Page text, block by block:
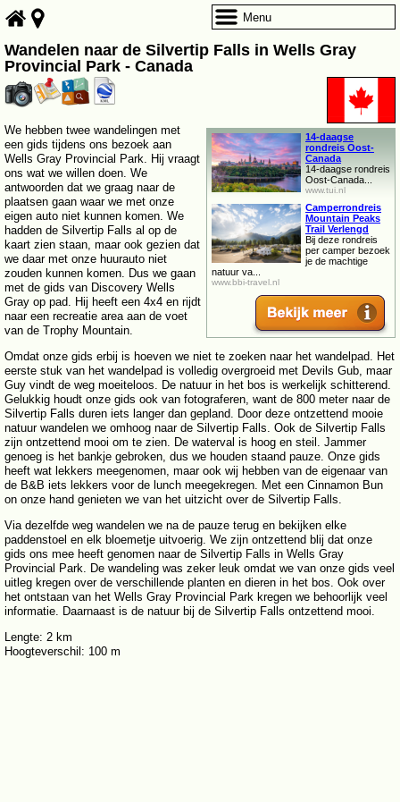
Wandelen naar de Silvertip Falls in Wells Gray
Provincial Park - Canada
14-daagse
rondreis Oost-
Canada
14-daagse rondreis
Oost-Canada...
www.tui.nl
Camperrondreis
Mountain Peaks
Trail Verlengd
Bij deze rondreis
per camper bezoek
je de machtige
natuur va...
www.bbi-travel.nl
We hebben twee wandelingen met
een gids tijdens ons bezoek aan
Wells Gray Provincial Park. Hij vraagt
ons wat we willen doen. We
antwoorden dat we graag naar de
plaatsen gaan waar we met onze
eigen auto niet kunnen komen. We
hadden de Silvertip Falls al op de
kaart zien staan, maar ook gezien dat
we daar met onze huurauto niet
zouden kunnen komen. Dus we gaan
met de gids van Discovery Wells
Gray op pad. Hij heeft een 4x4 en rijdt
naar een recreatie area aan de voet
van de Trophy Mountain.
Omdat onze gids erbij is hoeven we niet te zoeken naar het wandelpad. Het
eerste stuk van het wandelpad is volledig overgroeid met Devils Gub, maar
Guy vindt de weg moeiteloos. De natuur in het bos is werkelijk schitterend.
Gelukkig houdt onze gids ook van fotograferen, want de 800 meter naar de
Silvertip Falls duren iets langer dan gepland. Door deze ontzettend mooie
natuur wandelen we omhoog naar de Silvertip Falls. Ook de Silvertip Falls
zijn ontzettend mooi om te zien. De waterval is hoog en steil. Jammer
genoeg is het bankje gebroken, dus we houden staand pauze. Onze gids
heeft wat lekkers meegenomen, maar ook wij hebben van de eigenaar van
de B&B iets lekkers voor de lunch meegekregen. Met een Cinnamon Bun
on onze hand genieten we van het uitzicht over de Silvertip Falls.
Via dezelfde weg wandelen we na de pauze terug en bekijken elke
paddenstoel en elk bloemetje uitvoerig. We zijn ontzettend blij dat onze
gids ons mee heeft genomen naar de Silvertip Falls in Wells Gray
Provincial Park. De wandeling was zeker leuk omdat we van onze gids veel
uitleg kregen over de verschillende planten en dieren in het bos. Ook over
het ontstaan van het Wells Gray Provincial Park kregen we behoorlijk veel
informatie. Daarnaast is de natuur bij de Silvertip Falls ontzettend mooi.
Lengte: 2 km
Hoogteverschil: 100 m
Menu